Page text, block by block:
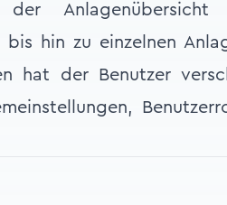
Anlagenübersicht
hin zu einzelnen
hat der Benutzer